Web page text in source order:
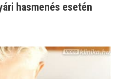
hasmenés esetén